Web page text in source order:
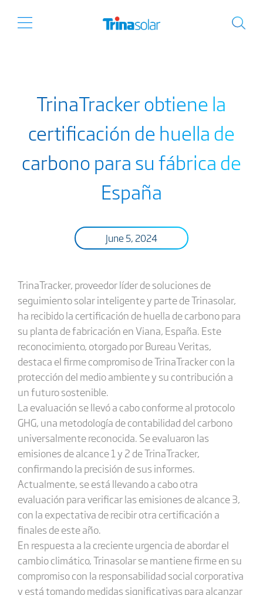
TrinaTracker obtiene la
certificación de huella de
carbono para su fábrica de
España
June 5, 2024
TrinaTracker, proveedor líder de soluciones de
seguimiento solar inteligente y parte de Trinasolar,
ha recibido la certificación de huella de carbono para
su planta de fabricación en Viana, España. Este
reconocimiento, otorgado por Bureau Veritas,
destaca el firme compromiso de TrinaTracker con la
protección del medio ambiente y su contribución a
un futuro sostenible.
La evaluación se llevó a cabo conforme al protocolo
GHG, una metodología de contabilidad del carbono
universalmente reconocida. Se evaluaron las
emisiones de alcance 1 y 2 de TrinaTracker,
confirmando la precisión de sus informes.
Actualmente, se está llevando a cabo otra
evaluación para verificar las emisiones de alcance 3,
con la expectativa de recibir otra certificación a
finales de este año.
En respuesta a la creciente urgencia de abordar el
cambio climático, Trinasolar se mantiene firme en su
compromiso con la responsabilidad social corporativa
y está tomando medidas significativas para alcanzar